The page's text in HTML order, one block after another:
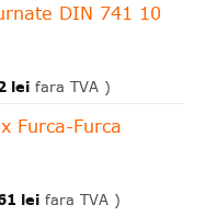
DIN 741 10
lei fara TVA )
Furca-Furca
lei fara TVA )